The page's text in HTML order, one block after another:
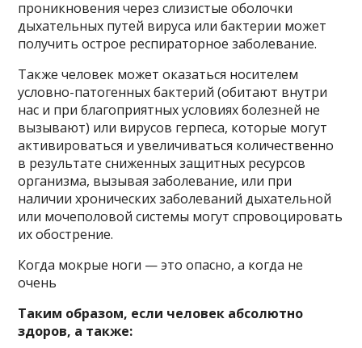
проникновения через слизистые оболочки
дыхательных путей вируса или бактерии может
получить острое респираторное заболевание.
Также человек может оказаться носителем
условно-патогенных бактерий (обитают внутри
нас и при благоприятных условиях болезней не
вызывают) или вирусов герпеса, которые могут
активироваться и увеличиваться количественно
в результате сниженных защитных ресурсов
организма, вызывая заболевание, или при
наличии хронических заболеваний дыхательной
или мочеполовой системы могут спровоцировать
их обострение.
Когда мокрые ноги — это опасно, а когда не
очень
Таким образом, если человек абсолютно
здоров, а также: